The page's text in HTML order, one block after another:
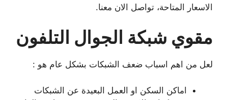
الاسعار المتاحة، تواصل الان معنا.
مقوي شبكة الجوال التلفون
لعل من اهم اسباب ضعف الشبكات بشكل عام هو :
اماكن السكن او العمل البعيدة عن الشبكات